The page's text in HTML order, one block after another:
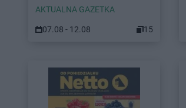
AKTUALNA GAZETKA
07.08 - 12.08 15